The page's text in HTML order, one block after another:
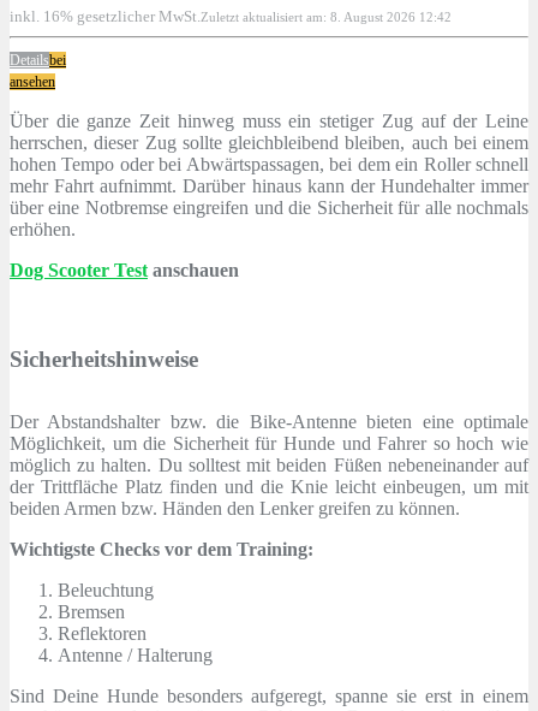
inkl. 16% gesetzlicher MwSt. Zuletzt aktualisiert am: 8. August 2026 12:42
Detailsbei
ansehen
Über die ganze Zeit hinweg muss ein stetiger Zug auf der Leine
herrschen, dieser Zug sollte gleichbleibend bleiben, auch bei einem
hohen Tempo oder bei Abwärtspassagen, bei dem ein Roller schnell
mehr Fahrt aufnimmt. Darüber hinaus kann der Hundehalter immer
über eine Notbremse eingreifen und die Sicherheit für alle nochmals
erhöhen.
Dog Scooter Test anschauen
Sicherheitshinweise
Der Abstandshalter bzw. die Bike-Antenne bieten eine optimale
Möglichkeit, um die Sicherheit für Hunde und Fahrer so hoch wie
möglich zu halten. Du solltest mit beiden Füßen nebeneinander auf
der Trittfläche Platz finden und die Knie leicht einbeugen, um mit
beiden Armen bzw. Händen den Lenker greifen zu können.
Wichtigste Checks vor dem Training:
Beleuchtung
Bremsen
Reflektoren
Antenne / Halterung
Sind Deine Hunde besonders aufgeregt, spanne sie erst in einem